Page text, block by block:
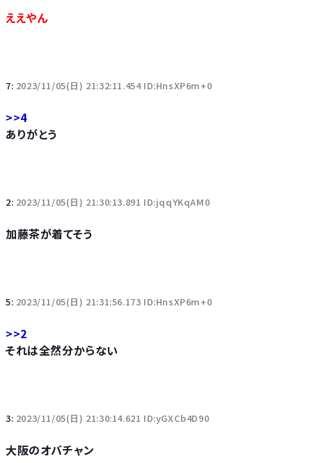
ええやん
7: 2023/11/05(日) 21:32:11.454 ID:HnsXP6m+0
>>4
ありがとう
2: 2023/11/05(日) 21:30:13.891 ID:jqqYKqAM0
加藤茶が着てそう
5: 2023/11/05(日) 21:31:56.173 ID:HnsXP6m+0
>>2
それは全然分からない
3: 2023/11/05(日) 21:30:14.621 ID:yGXCb4D90
大阪のオバチャン